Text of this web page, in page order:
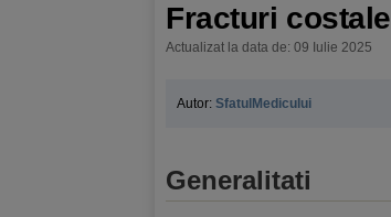
Fracturi costale
Actualizat la data de: 09 Iulie 2025
Autor: SfatulMedicului
Generalitati